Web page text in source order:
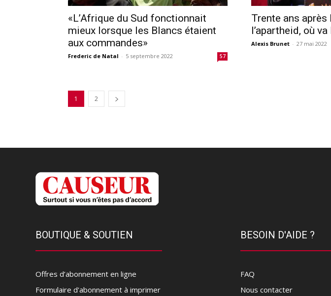
«L’Afrique du Sud fonctionnait
mieux lorsque les Blancs étaient
aux commandes»
Frederic de Natal - 5 septembre 2022 57
Trente ans après
l’apartheid, où va
Alexis Brunet - 27 mai 2022
1 2
BOUTIQUE & SOUTIEN
Offres d’abonnement en ligne
Formulaire d'abonnement à imprimer
BESOIN D'AIDE ?
FAQ
Nous contacter